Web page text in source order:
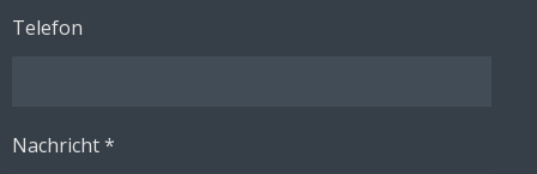
Telefon
Nachricht *